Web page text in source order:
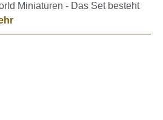
Miniaturen - Das Set besteht